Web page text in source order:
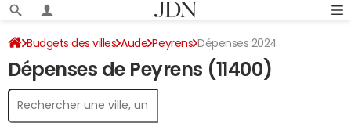
Budgets des villes Aude Peyrens Dépenses 2024
Dépenses de Peyrens (11400)